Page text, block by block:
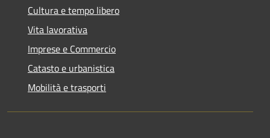
Cultura e tempo libero
Vita lavorativa
Imprese e Commercio
Catasto e urbanistica
Mobilità e trasporti